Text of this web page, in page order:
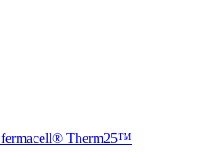
fermacell® Therm25™